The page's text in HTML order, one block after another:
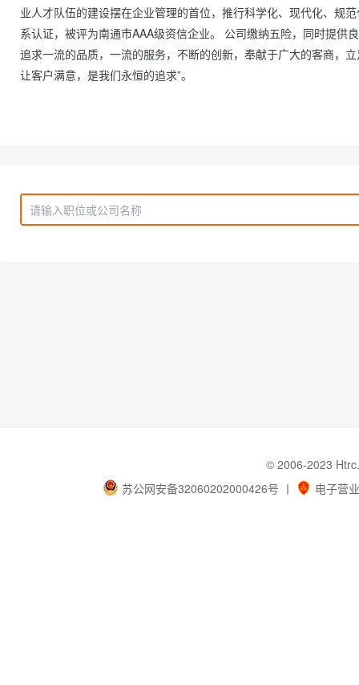
业人才队伍的建设摆在企业管理的首位，推行科学化、现代化、规
系认证，被评为南通市AAA级资信企业。 公司缴纳五险，同时提
追求一流的品质，一流的服务，不断的创新，奉献于广大的客商，
让客户满意，是我们永恒的追求”。
© 2006-2023
苏公网安备32060202000426号 丨 电子营